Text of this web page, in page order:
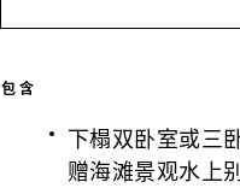
包含
下榻双卧室或三
赠海滩景观水上